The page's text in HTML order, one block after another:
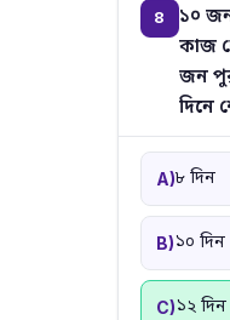
8
১০
কাজ
জন
দিনে
A)৮ দিন
B)১০ দিন
C)১২